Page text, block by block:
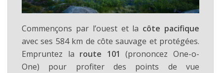
Commençons par l’ouest et la côte pacifique
avec ses 584 km de côte sauvage et protégées.
Empruntez la route 101 (prononcez One-o-
One) pour profiter des points de vue